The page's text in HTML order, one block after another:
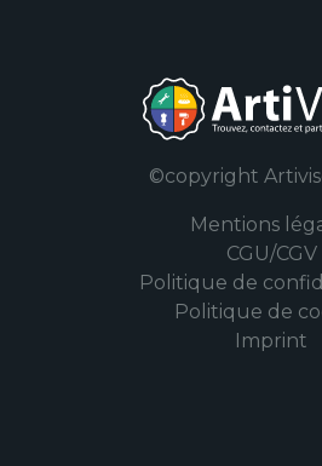
©copyright
Mentions
CGU/CGV
Politique de
Politique de
Imprint